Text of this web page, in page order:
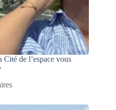
de l’espace vous